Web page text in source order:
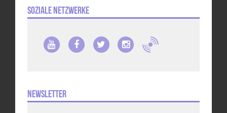
Soziale Netzwerke
Newsletter